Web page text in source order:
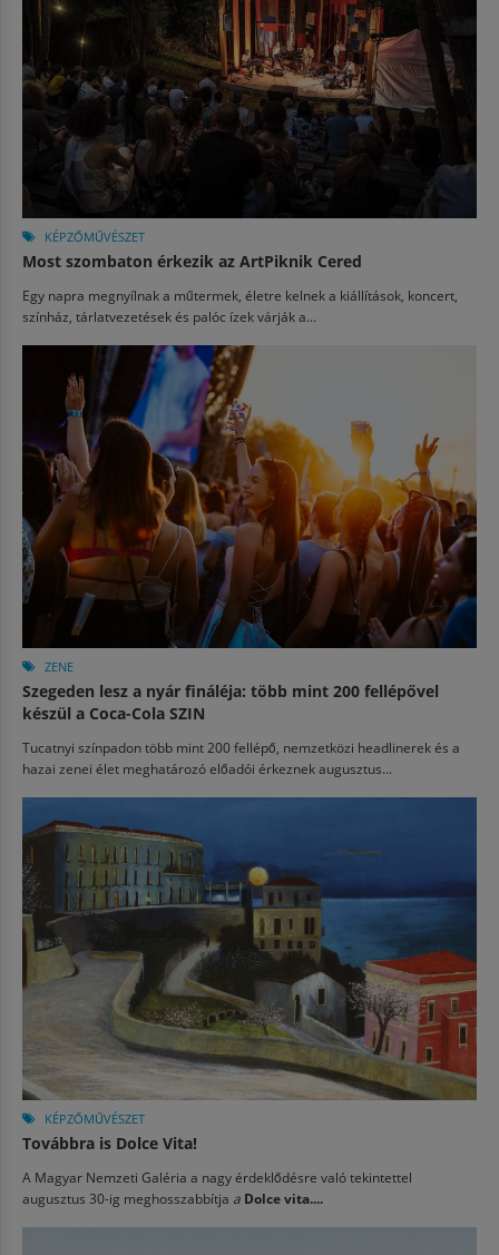
KÉPZŐMŰVÉSZET
Most szombaton érkezik az ArtPiknik Cered
Egy napra megnyílnak a műtermek, életre kelnek a kiállítások, koncert,
színház, tárlatvezetések és palóc ízek várják a...
ZENE
Szegeden lesz a nyár fináléja: több mint 200 fellépővel
készül a Coca-Cola SZIN
Tucatnyi színpadon több mint 200 fellépő, nemzetközi headlinerek és a
hazai zenei élet meghatározó előadói érkeznek augusztus...
KÉPZŐMŰVÉSZET
Továbbra is Dolce Vita!
A Magyar Nemzeti Galéria a nagy érdeklődésre való tekintettel
augusztus 30-ig meghosszabbítja a Dolce vita....